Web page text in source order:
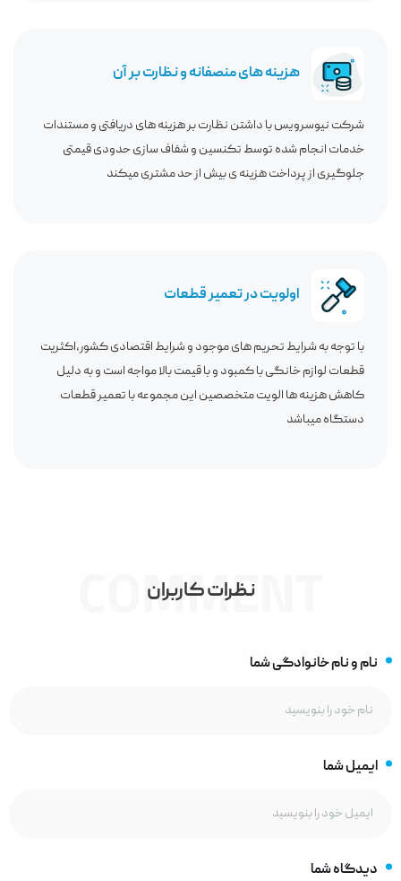
هزینه های منصفانه و نظارت بر آن
شرکت نیوسرویس با داشتن نظارت بر هزینه های دریافتی و مستندات
خدمات انجام شده توسط تکنسین و شفاف سازی حدودی قیمتی
جلوگیری از پرداخت هزینه ی بیش از حد مشتری میکند
اولویت در تعمیر قطعات
با توجه به شرایط تحریم های موجود و شرایط اقتصادی کشور،اکثریت
قطعات لوازم خانگی با کمبود و با قیمت بالا مواجه است و به دلیل
کاهش هزینه ها الویت متخصصین این مجموعه با تعمیر قطعات
دستگاه میباشد
نظرات کاربران
COMMENT
نام و نام خانوادگی شما
ایمیل شما
دیدگاه شما